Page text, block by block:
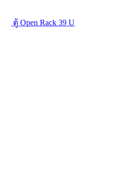
ตู้ Open Rack 39 U